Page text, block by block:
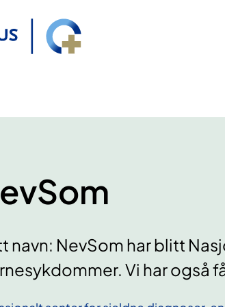
navn: NevSom har blitt
Vi har også